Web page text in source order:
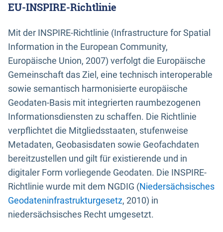
EU-INSPIRE-Richtlinie
Mit der INSPIRE-Richtlinie (Infrastructure for Spatial
Information in the European Community,
Europäische Union, 2007) verfolgt die Europäische
Gemeinschaft das Ziel, eine technisch interoperable
sowie semantisch harmonisierte europäische
Geodaten-Basis mit integrierten raumbezogenen
Informationsdiensten zu schaffen. Die Richtlinie
verpflichtet die Mitgliedsstaaten, stufenweise
Metadaten, Geobasisdaten sowie Geofachdaten
bereitzustellen und gilt für existierende und in
digitaler Form vorliegende Geodaten. Die INSPIRE-
Richtlinie wurde mit dem NGDIG (Niedersächsisches
Geodateninfrastrukturgesetz, 2010) in
niedersächsisches Recht umgesetzt.